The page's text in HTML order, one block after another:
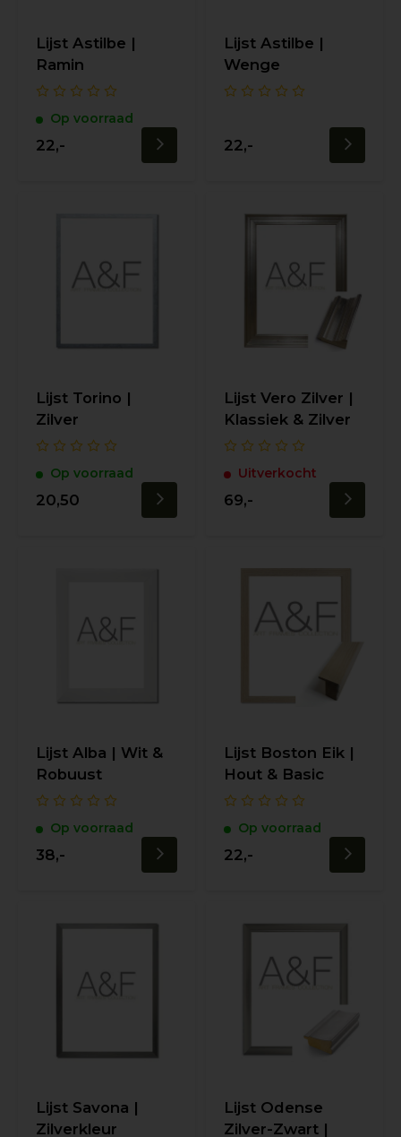
Lijst Astilbe |
Ramin
Op voorraad
22,-
Lijst Astilbe |
Wenge
22,-
Lijst Torino |
Zilver
Op voorraad
20,50
Lijst Vero Zilver |
Klassiek & Zilver
Uitverkocht
69,-
Lijst Alba | Wit &
Robuust
Op voorraad
38,-
Lijst Boston Eik |
Hout & Basic
Op voorraad
22,-
Lijst Savona |
Zilverkleur
Lijst Odense
Zilver-Zwart |